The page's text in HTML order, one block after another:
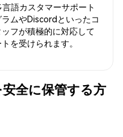
語カスタマーサポート
ムやDiscordといったコ
フが積極的に対応して
を受けられます。
全に保管する方